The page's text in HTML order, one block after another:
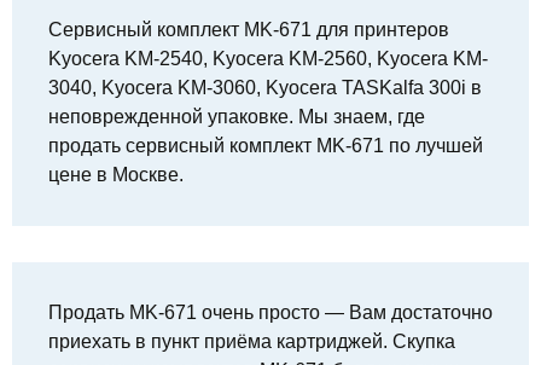
Сервисный комплект MK-671 для принтеров
Kyocera KM-2540, Kyocera KM-2560, Kyocera KM-
3040, Kyocera KM-3060, Kyocera TASKalfa 300i в
неповрежденной упаковке. Мы знаем, где
продать сервисный комплект MK-671 по лучшей
цене в Москве.
Продать MK-671 очень просто — Вам достаточно
приехать в пункт приёма картриджей. Скупка